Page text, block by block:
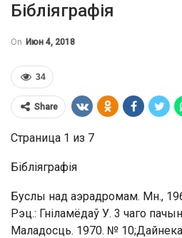
Бібліяграфія
On Июн 4, 2018
34
Share
Страница 1 из 7
Бібліяграфія
Буслы над аэрадромам. Мн.,
Рэц.: Гніламёдаў У. 3 чаго
Маладосць. 1970. №